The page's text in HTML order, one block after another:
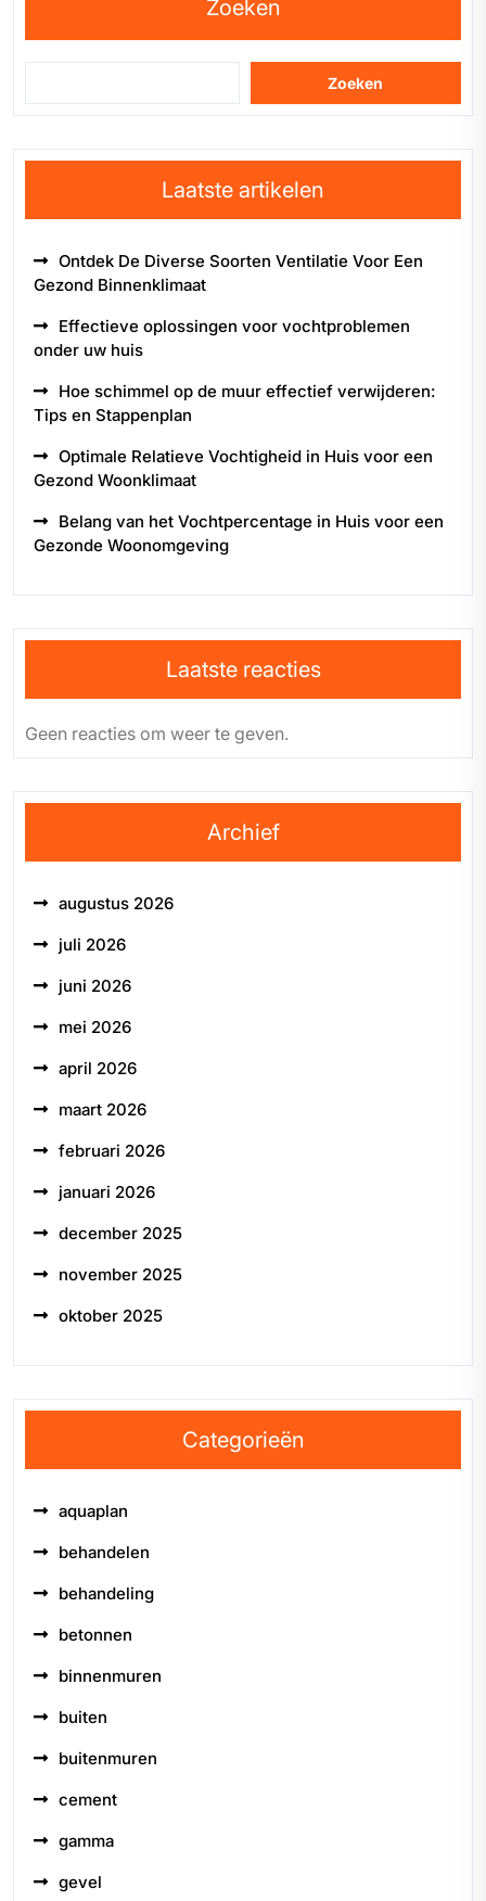
Zoeken
Zoeken
Laatste artikelen
Ontdek De Diverse Soorten Ventilatie Voor Een
Gezond Binnenklimaat
Effectieve oplossingen voor vochtproblemen
onder uw huis
Hoe schimmel op de muur effectief verwijderen:
Tips en Stappenplan
Optimale Relatieve Vochtigheid in Huis voor een
Gezond Woonklimaat
Belang van het Vochtpercentage in Huis voor een
Gezonde Woonomgeving
Laatste reacties
Geen reacties om weer te geven.
Archief
augustus 2026
juli 2026
juni 2026
mei 2026
april 2026
maart 2026
februari 2026
januari 2026
december 2025
november 2025
oktober 2025
Categorieën
aquaplan
behandelen
behandeling
betonnen
binnenmuren
buiten
buitenmuren
cement
gamma
gevel